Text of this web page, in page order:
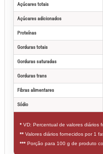
Açúcares totais
Açúcares adicionados
Proteínas
Gorduras totais
Gorduras saturadas
Gorduras trans
Fibras alimentares
Sódio
* VD: Percentual de valores diários
** Valores diários fornecidos por 1
*** Porção para 100 g de produto